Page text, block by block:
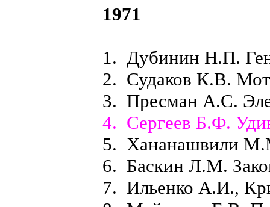
1971
1. Дубинин Н.П.
2. Судаков К.В.
3. Пресман А.С.
4. Сергеев Б.Ф.
5. Хананашвили
6. Баскин Л.М.
7. Ильенко А.И.,